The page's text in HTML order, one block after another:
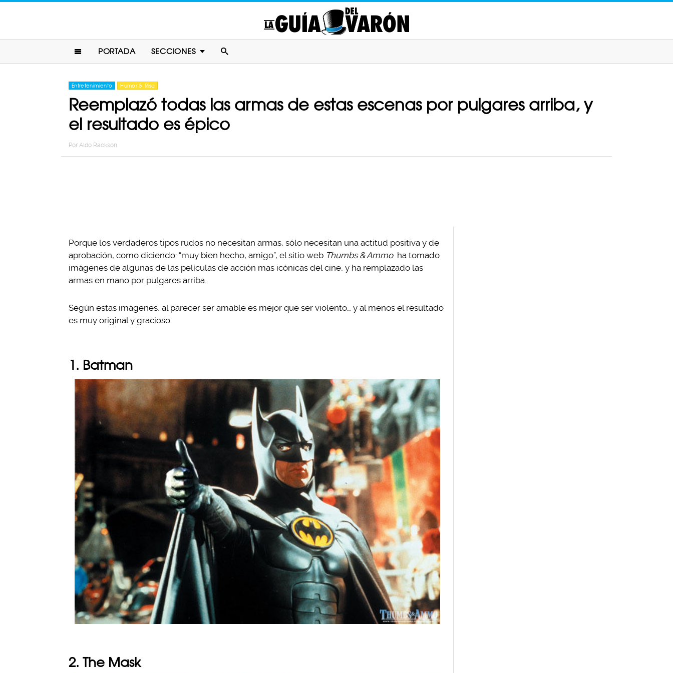
PORTADA SECCIONES
Entretenimiento Humor & Risa
Reemplazó todas las armas de estas escenas por pulgares arriba, y
el resultado es épico
Por Aldo Rackson
Porque los verdaderos tipos rudos no necesitan armas, sólo necesitan una actitud positiva y de
aprobación, como diciendo: “muy bien hecho, amigo”, el sitio web Thumbs & Ammo ha tomado
imágenes de algunas de las películas de acción mas icónicas del cine, y ha remplazado las
armas en mano por pulgares arriba.
Según estas imágenes, al parecer ser amable es mejor que ser violento… y al menos el resultado
es muy original y gracioso.
1. Batman
2. The Mask